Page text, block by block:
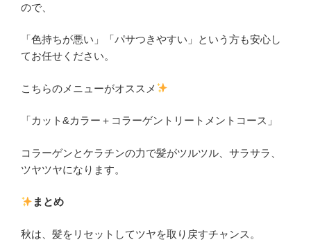
ので、
「色持ちが悪い」「パサつきやすい」という方も安心し
てお任せください。
こちらのメニューがオススメ
「カット&カラー＋コラーゲントリートメントコース」
コラーゲンとケラチンの力で髪がツルツル、サラサラ、
ツヤツヤになります。
まとめ
秋は、髪をリセットしてツヤを取り戻すチャンス。